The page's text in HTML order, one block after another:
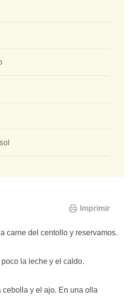
Imprimir
carne del centollo y reservamos.
la leche y el caldo.
cebolla y el ajo. En una olla